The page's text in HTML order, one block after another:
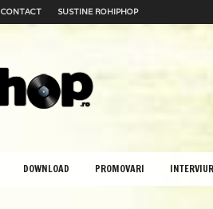
CONTACT SUSTINE ROHIPHOP
DOWNLOAD PROMOVARI